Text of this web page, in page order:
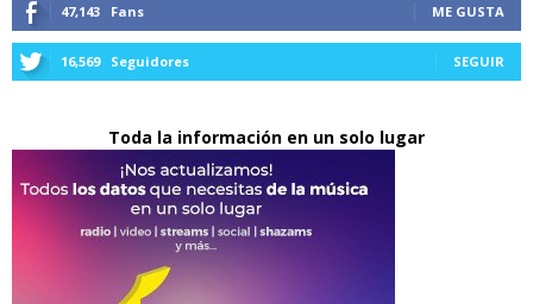
47,143 Fans ME GUSTA
16,569 Seguidores SEGUIR
Toda la información en un solo lugar